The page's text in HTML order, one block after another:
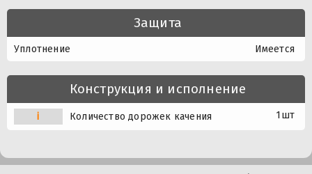
Защита
Уплотнение Имеется
Конструкция и исполнение
i Количество дорожек качения 1шт